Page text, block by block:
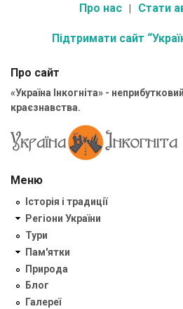
Про нас Стати
Підтримати сайт
Про сайт
«Україна Інкогніта» -
краєзнавства.
Меню
Історія і традиції
Регіони України
Тури
Пам'ятки
Природа
Блог
Галереї